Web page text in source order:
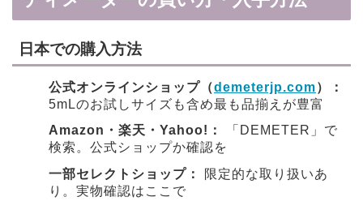
日本での購入方法
公式オンラインショップ（demeterjp.com）：
5mLのお試しサイズも含め最も品揃えが豊富
Amazon・楽天・Yahoo!：
「DEMETER」で
検索。公式ショップか確認を
一部セレクトショップ：
限定的な取り扱いあ
り。実物確認はここで